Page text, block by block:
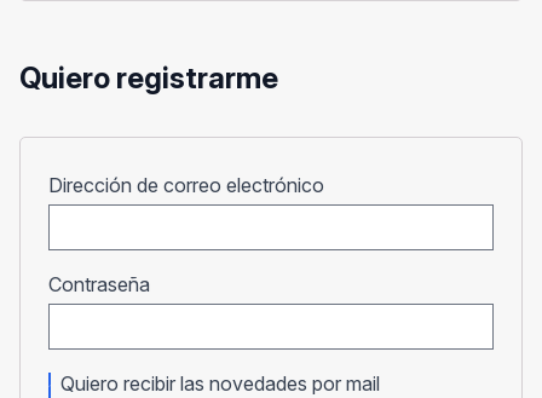
Quiero registrarme
Dirección de correo electrónico
Contraseña
Quiero recibir las novedades por mail